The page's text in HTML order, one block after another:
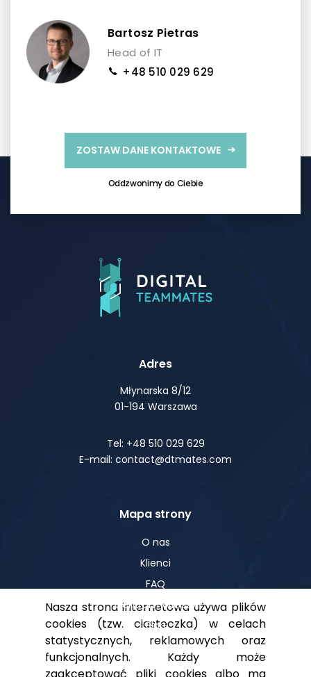
Bartosz Pietras
Head of IT
+48 510 029 629
ZOSTAW DANE KONTAKTOWE
Oddzwonimy do Ciebie
Adres
Młynarska 8/12
01-194 Warszawa
Tel: +48 510 029 629
E-mail: contact@dtmates.com
Mapa strony
O nas
Klienci
FAQ
Centrum Wiedzy
Blog
Nasza strona internetowa używa plików
cookies (tzw. ciasteczka) w celach
statystycznych, reklamowych oraz
funkcjonalnych. Każdy może